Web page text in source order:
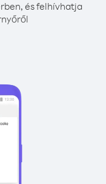
és felhívhatja